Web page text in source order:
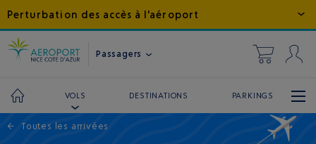
Perturbation des accès à l'aéroport
Passagers
VOLS DESTINATIONS PARKINGS
← Toutes les arrivées